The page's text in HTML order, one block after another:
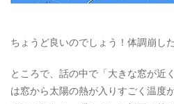
ちょうど良いのでしょう！体調崩し
ところで、話の中で「大きな窓が近
は窓から太陽の熱が入りすごく温度